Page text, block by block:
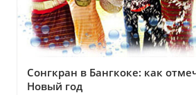
Сонгкран в Бангкоке: как
Новый год